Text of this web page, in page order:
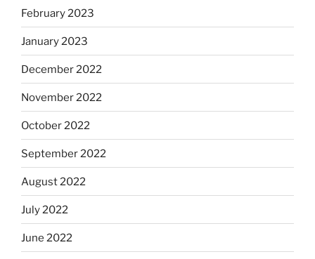
February 2023
January 2023
December 2022
November 2022
October 2022
September 2022
August 2022
July 2022
June 2022